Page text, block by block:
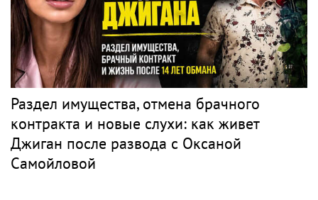
Рэп
ЭЛДЖЕЙ PR